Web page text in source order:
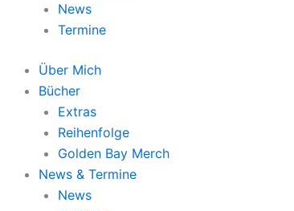
News
Termine
Über Mich
Bücher
Extras
Reihenfolge
Golden Bay Merch
News & Termine
News